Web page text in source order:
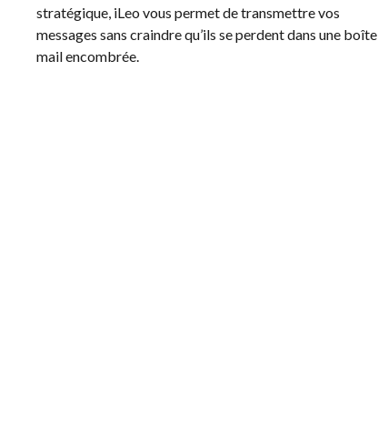
stratégique, iLeo vous permet de transmettre vos
messages sans craindre qu’ils se perdent dans une boîte
mail encombrée.